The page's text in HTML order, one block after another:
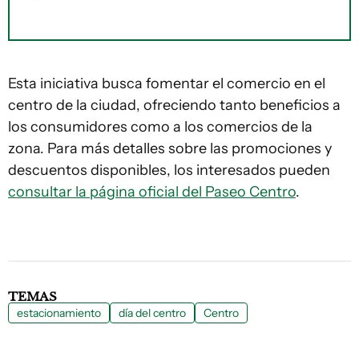
Esta iniciativa busca fomentar el comercio en el
centro de la ciudad, ofreciendo tanto beneficios a
los consumidores como a los comercios de la
zona. Para más detalles sobre las promociones y
descuentos disponibles, los interesados pueden
consultar la página oficial del Paseo Centro.
TEMAS
estacionamiento día del centro Centro